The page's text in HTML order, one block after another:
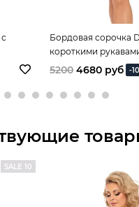
Бордовая сорочка
короткими
5200 4680 руб -
SALE 10